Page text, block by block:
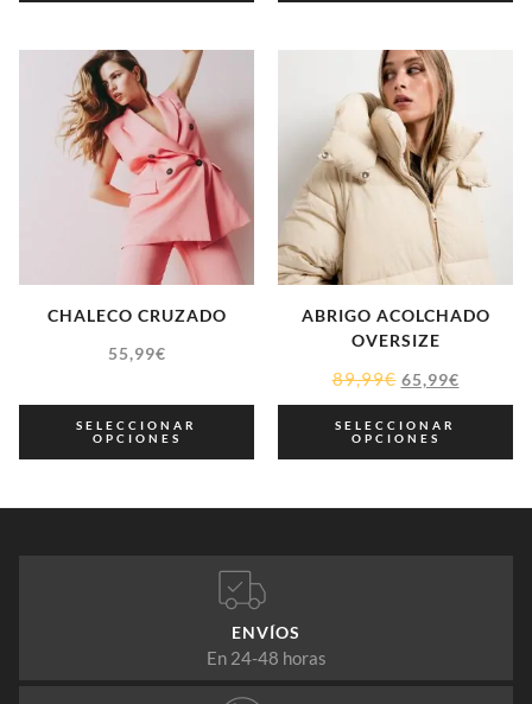
CHALECO CRUZADO
55,99€
SELECCIONAR
OPCIONES
ABRIGO ACOLCHADO
OVERSIZE
89,99€ 65,99€
SELECCIONAR
OPCIONES
ENVÍOS
En 24-48 horas